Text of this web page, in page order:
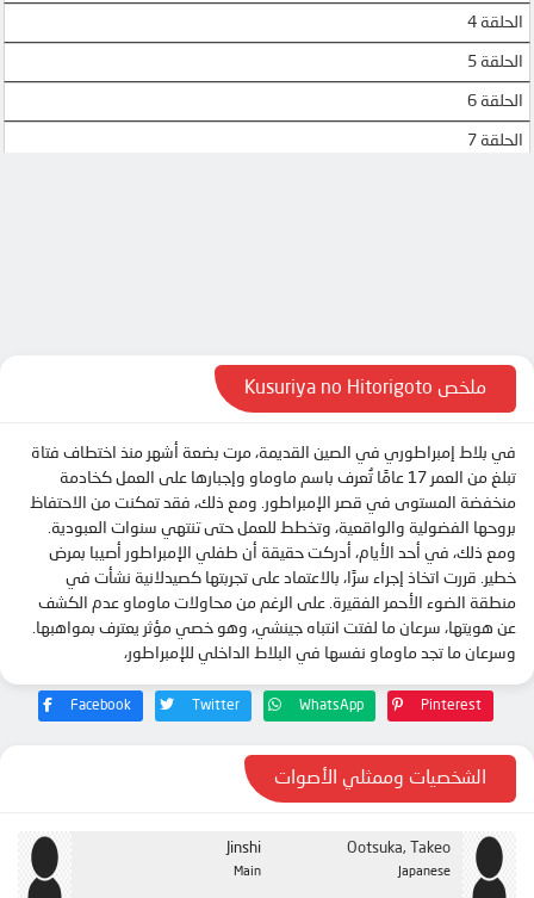
الحلقة 4
الحلقة 5
الحلقة 6
الحلقة 7
الحلقة 13
الحلقة 14
الحلقة 15
الحلقة 16
الحلقة 17
الحلقة 18
الحلقة 19
الحلقة 20
الحلقة 21
الحلقة 23
ملخص Kusuriya no Hitorigoto
في بلاط إمبراطوري في الصين القديمة، مرت بضعة أشهر منذ اختطاف فتاة
تبلغ من العمر 17 عامًا تُعرف باسم ماوماو وإجبارها على العمل كخادمة
منخفضة المستوى في قصر الإمبراطور. ومع ذلك، فقد تمكنت من الاحتفاظ
بروحها الفضولية والواقعية، وتخطط للعمل حتى تنتهي سنوات العبودية.
ومع ذلك، في أحد الأيام، أدركت حقيقة أن طفلي الإمبراطور أصيبا بمرض
خطير. قررت اتخاذ إجراء سرًا، بالاعتماد على تجربتها كصيدلانية نشأت في
منطقة الضوء الأحمر الفقيرة. على الرغم من محاولات ماوماو عدم الكشف
عن هويتها، سرعان ما لفتت انتباه جينشي، وهو خصي مؤثر يعترف بمواهبها.
وسرعان ما تجد ماوماو نفسها في البلاط الداخلي للإمبراطور،
Facebook Twitter WhatsApp Pinterest
الشخصيات وممثلي الأصوات
Jinshi
Main
Ootsuka, Takeo
Japanese